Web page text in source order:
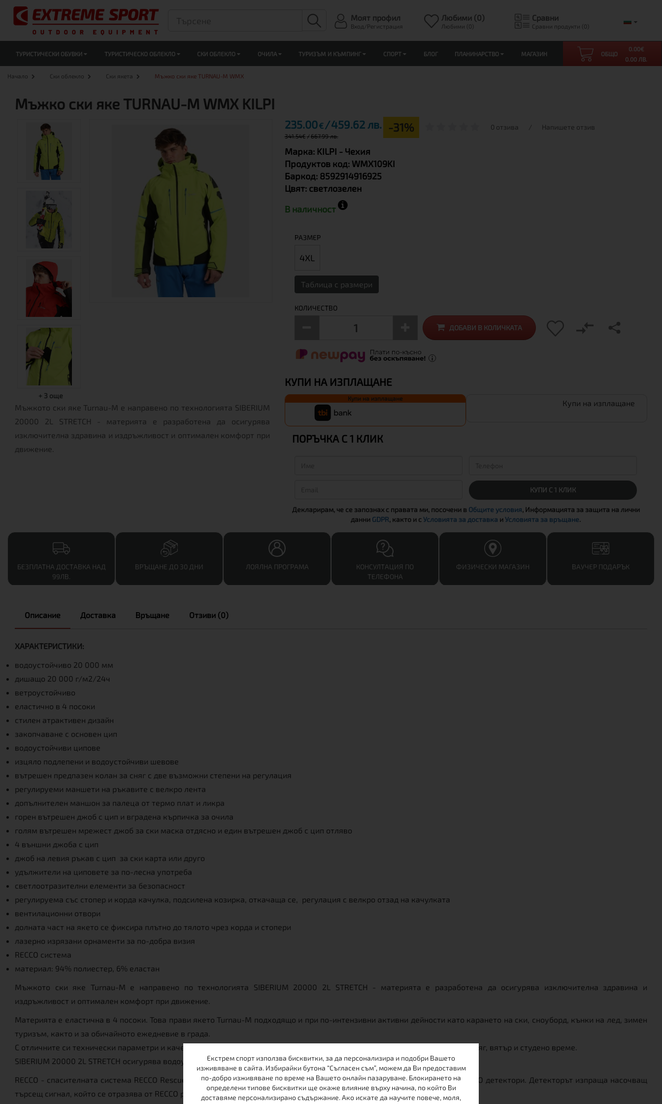
Моят профил
Вход/Регистрация
Любими (0)
Любими (0)
Сравни
Сравни продукти (0)
ТУРИСТИЧЕСКИ ОБУВКИ ТУРИСТИЧЕСКО ОБЛЕКЛО СКИ ОБЛЕКЛО ОЧИЛА ТУРИЗЪМ И КЪМПИНГ СПОРТ БЛОГ ПЛАНИНАРСТВО МАГАЗИН ОБЩО
0.00€
0.00 ЛВ.
Начало Ски облекло Ски якета Мъжко ски яке TURNAU-M WMX
Мъжко ски яке TURNAU-M WMX KILPI
+ 3 още
Мъжкото ски яке Turnau-M е направено по технологията SIBERIUM
20000 2L STRETCH - материята е разработена да осигурява
изключителна здравина и издръжливост и оптимален комфорт при
движение.
235.00€ 459.62 лв.
341.54€ 667.99 лв.
-31% 0 отзива / Напишете отзив
Марка: KILPI - Чехия
Продуктов код: WMX109KI
Баркод: 8592914916925
Цвят: светлозелен
В наличност
РАЗМЕР
4XL
Таблица с размери
КОЛИЧЕСТВО
ДОБАВИ В КОЛИЧКАТА
КУПИ НА ИЗПЛАЩАНЕ
Купи на изплащане Купи на изплащане
ПОРЪЧКА С 1 КЛИК
КУПИ С 1 КЛИК
Декларирам, че се запознах с правата ми, посочени в Общите условия, Информацията за защита на лични
данни GDPR, както и сУсловията за доставка иУсловията за връщане.
БЕЗПЛАТНА ДОСТАВКА НАД
99ЛВ.
ВРЪЩАНЕ ДО 30 ДНИ ЛОЯЛНА ПРОГРАМА
КОНСУЛТАЦИЯ ПО
ТЕЛЕФОНА
ФИЗИЧЕСКИ МАГАЗИН ВАУЧЕР ПОДАРЪК
Описание Доставка Връщане Отзиви (0)
ХАРАКТЕРИСТИКИ:
водоустойчивo 20 000 мм
дишащо 20 000 г/м2/24ч
ветроустойчиво
еластично в 4 посоки
стилен атрактивен дизайн
закопчаване с основен цип
водоустойчиви ципове
изцяло подлепени и водоустойчиви шевове
вътрешен предпазен колан за сняг с две възможни степени на регулация
регулируеми маншети на ръкавите с велкро лента
допълнителен маншон за палеца от термо плат и ликра
горен вътрешен джоб с цип и вградена кърпичка за очила
голям вътрешен мрежест джоб за ски маска отдясно и един вътрешен джоб с цип отляво
4 външни джоба с цип
джоб на левия ръкав с цип за ски карта или друго
удължители на циповете за по-лесна употреба
светлоотразителни елементи за безопасност
регулируема със стопер и корда качулка, подсилена козирка, откачаща се, регулация с велкро отзад на качулката
вентилационни отвори
долната част на якето се фиксира плътно до тялото чрез корда и стопери
лазерно изрязани орнаменти за по-добра визия
RECCO система
материал: 94% полиестер, 6% еластан
Мъжкото ски яке Turnau-M е направено по технологията SIBERIUM 20000 2L STRETCH - материята е разработена да осигурява изключителна здравина и
издръжливост и оптимален комфорт при движение.
Материята е еластична в 4 посоки. Това прави якето Turnau-M подходящо и при по-интензивни активни дейности като карането на ски, сноуборд, кънки на лед, зимен
туризъм, както и за обичайното ежедневие в града.
С отличните си технически параметри и качества, якето Turnau-M е практична, комфортна и надеждна защита от дъжд, сняг, вятър и студено време.
SIBERIUM 20000 2L STRETCH осигурява водоустойчивост 20 000 мм и дишане 20 000 г/м2/24 ч.
RECCO - спасителната система RECCO Rescue е технология от две части. Ски курортите и спасителните екипи носят RECCO детектори. Детекторът изпраща насочващ
търсещ сигнал, който се отразява от RECCO рефлекторите, носени от скиорите, ездачите или други хора на открито.
Екстрем спорт използва бисквитки, за да персонализира и подобри Вашето
изживяване в сайта. Избирайки бутона “Съгласен съм”, можем да Ви предоставим
по-добро изживяване по време на Вашето онлайн пазаруване. Блокирането на
определени типове бисквитки ще окаже влияние върху начина, по който Ви
доставяме персонализирано съдържание. Ако искате да научите повече, моля,